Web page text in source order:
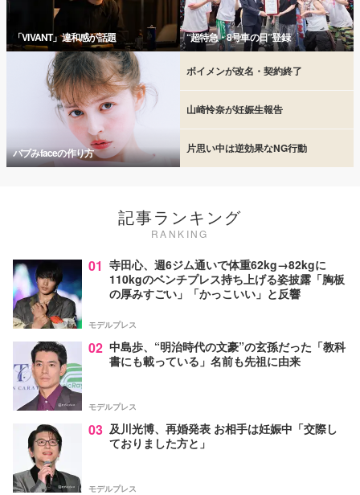
「VIVANT」違和感が話題 “超特急・8号車の日”登録
バブみfaceの作り方
ボイメンが改名・契約終了
山崎怜奈が妊娠生報告
片思い中は逆効果なNG行動
記事ランキング
RANKING
01 寺田心、週6ジム通いで体重62kg→82kgに
110kgのベンチプレス持ち上げる姿披露「胸板
の厚みすごい」「かっこいい」と反響
モデルプレス
02 中島歩、“明治時代の文豪”の玄孫だった「教科
書にも載っている」名前も先祖に由来
モデルプレス
03 及川光博、再婚発表 お相手は妊娠中「交際し
ておりました方と」
モデルプレス